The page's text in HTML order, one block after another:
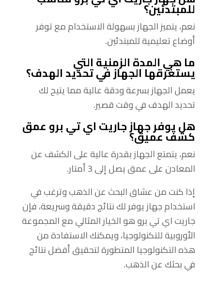
للمبتدئين؟
نعم، يتميز الجهاز بسهولة الاستخدام مع توفر
أوضاع تعليمية للمبتدئين.
ما هي المدة الزمنية التي
يستغرقها الجهاز في تحديد الهدف؟
يعمل الجهاز بسرعة ودقة عالية مما يتيح لك
تحديد الهدف في وقت قصير.
هل يوفر جهاز جاريت اي تي برو عمق
كشف عميق؟
نعم، يتمتع الجهاز بقدرة عالية على الكشف عن
المعادن على عمق يصل إلى 3 أمتار.
إذا كنت من عشاق البحث عن الذهب وترغب في
استخدام جهاز يوفر لك نتائج دقيقة وسريعة، فإن
جاريت اي تي برو هو الخيار المثالي مع المجموعة
الأوروبية للتكنولوجيا، ويمكنك الاستفادة من
هذه التكنولوجيا المتطورة لتحقيق أفضل نتائج
في بحثك عن الذهب.